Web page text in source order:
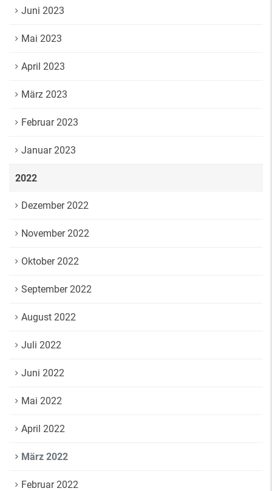
Juni 2023
Mai 2023
April 2023
März 2023
Februar 2023
Januar 2023
2022
Dezember 2022
November 2022
Oktober 2022
September 2022
August 2022
Juli 2022
Juni 2022
Mai 2022
April 2022
März 2022
Februar 2022